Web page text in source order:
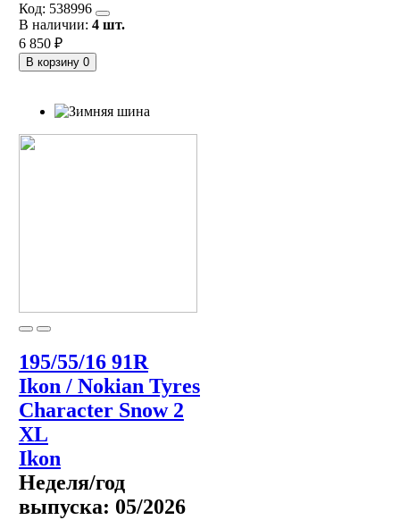
Код: 538996
В наличии: 4 шт.
6 850 ₽
В корзину 0
195/55/16 91R
Ikon / Nokian Tyres
Character Snow 2
XL
Ikon
Неделя/год
выпуска: 05/2026